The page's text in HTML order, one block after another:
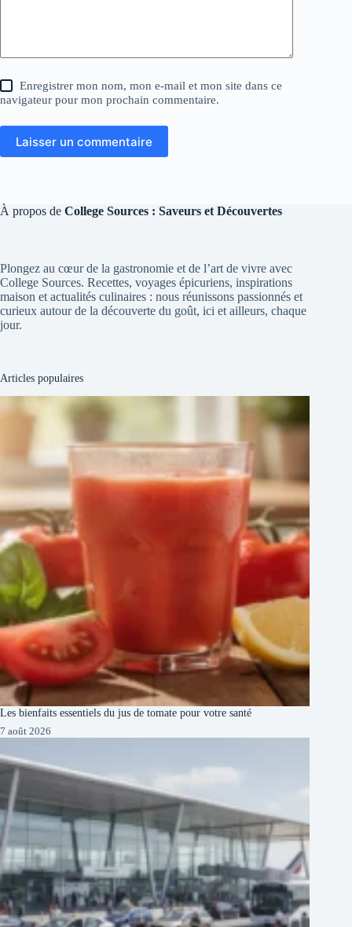
Enregistrer mon nom, mon e-mail et mon site dans ce
navigateur pour mon prochain commentaire.
Laisser un commentaire
À propos de College Sources : Saveurs et Découvertes
Plongez au cœur de la gastronomie et de l’art de vivre avec
College Sources. Recettes, voyages épicuriens, inspirations
maison et actualités culinaires : nous réunissons passionnés et
curieux autour de la découverte du goût, ici et ailleurs, chaque
jour.
Articles populaires
Les bienfaits essentiels du jus de tomate pour votre santé
7 août 2026